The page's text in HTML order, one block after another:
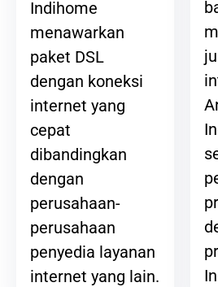
Indihome
menawarkan
paket DSL
dengan koneksi
internet yang
cepat
dibandingkan
dengan
perusahaan-
perusahaan
penyedia layanan
internet yang lain.